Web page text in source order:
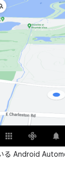
る Android